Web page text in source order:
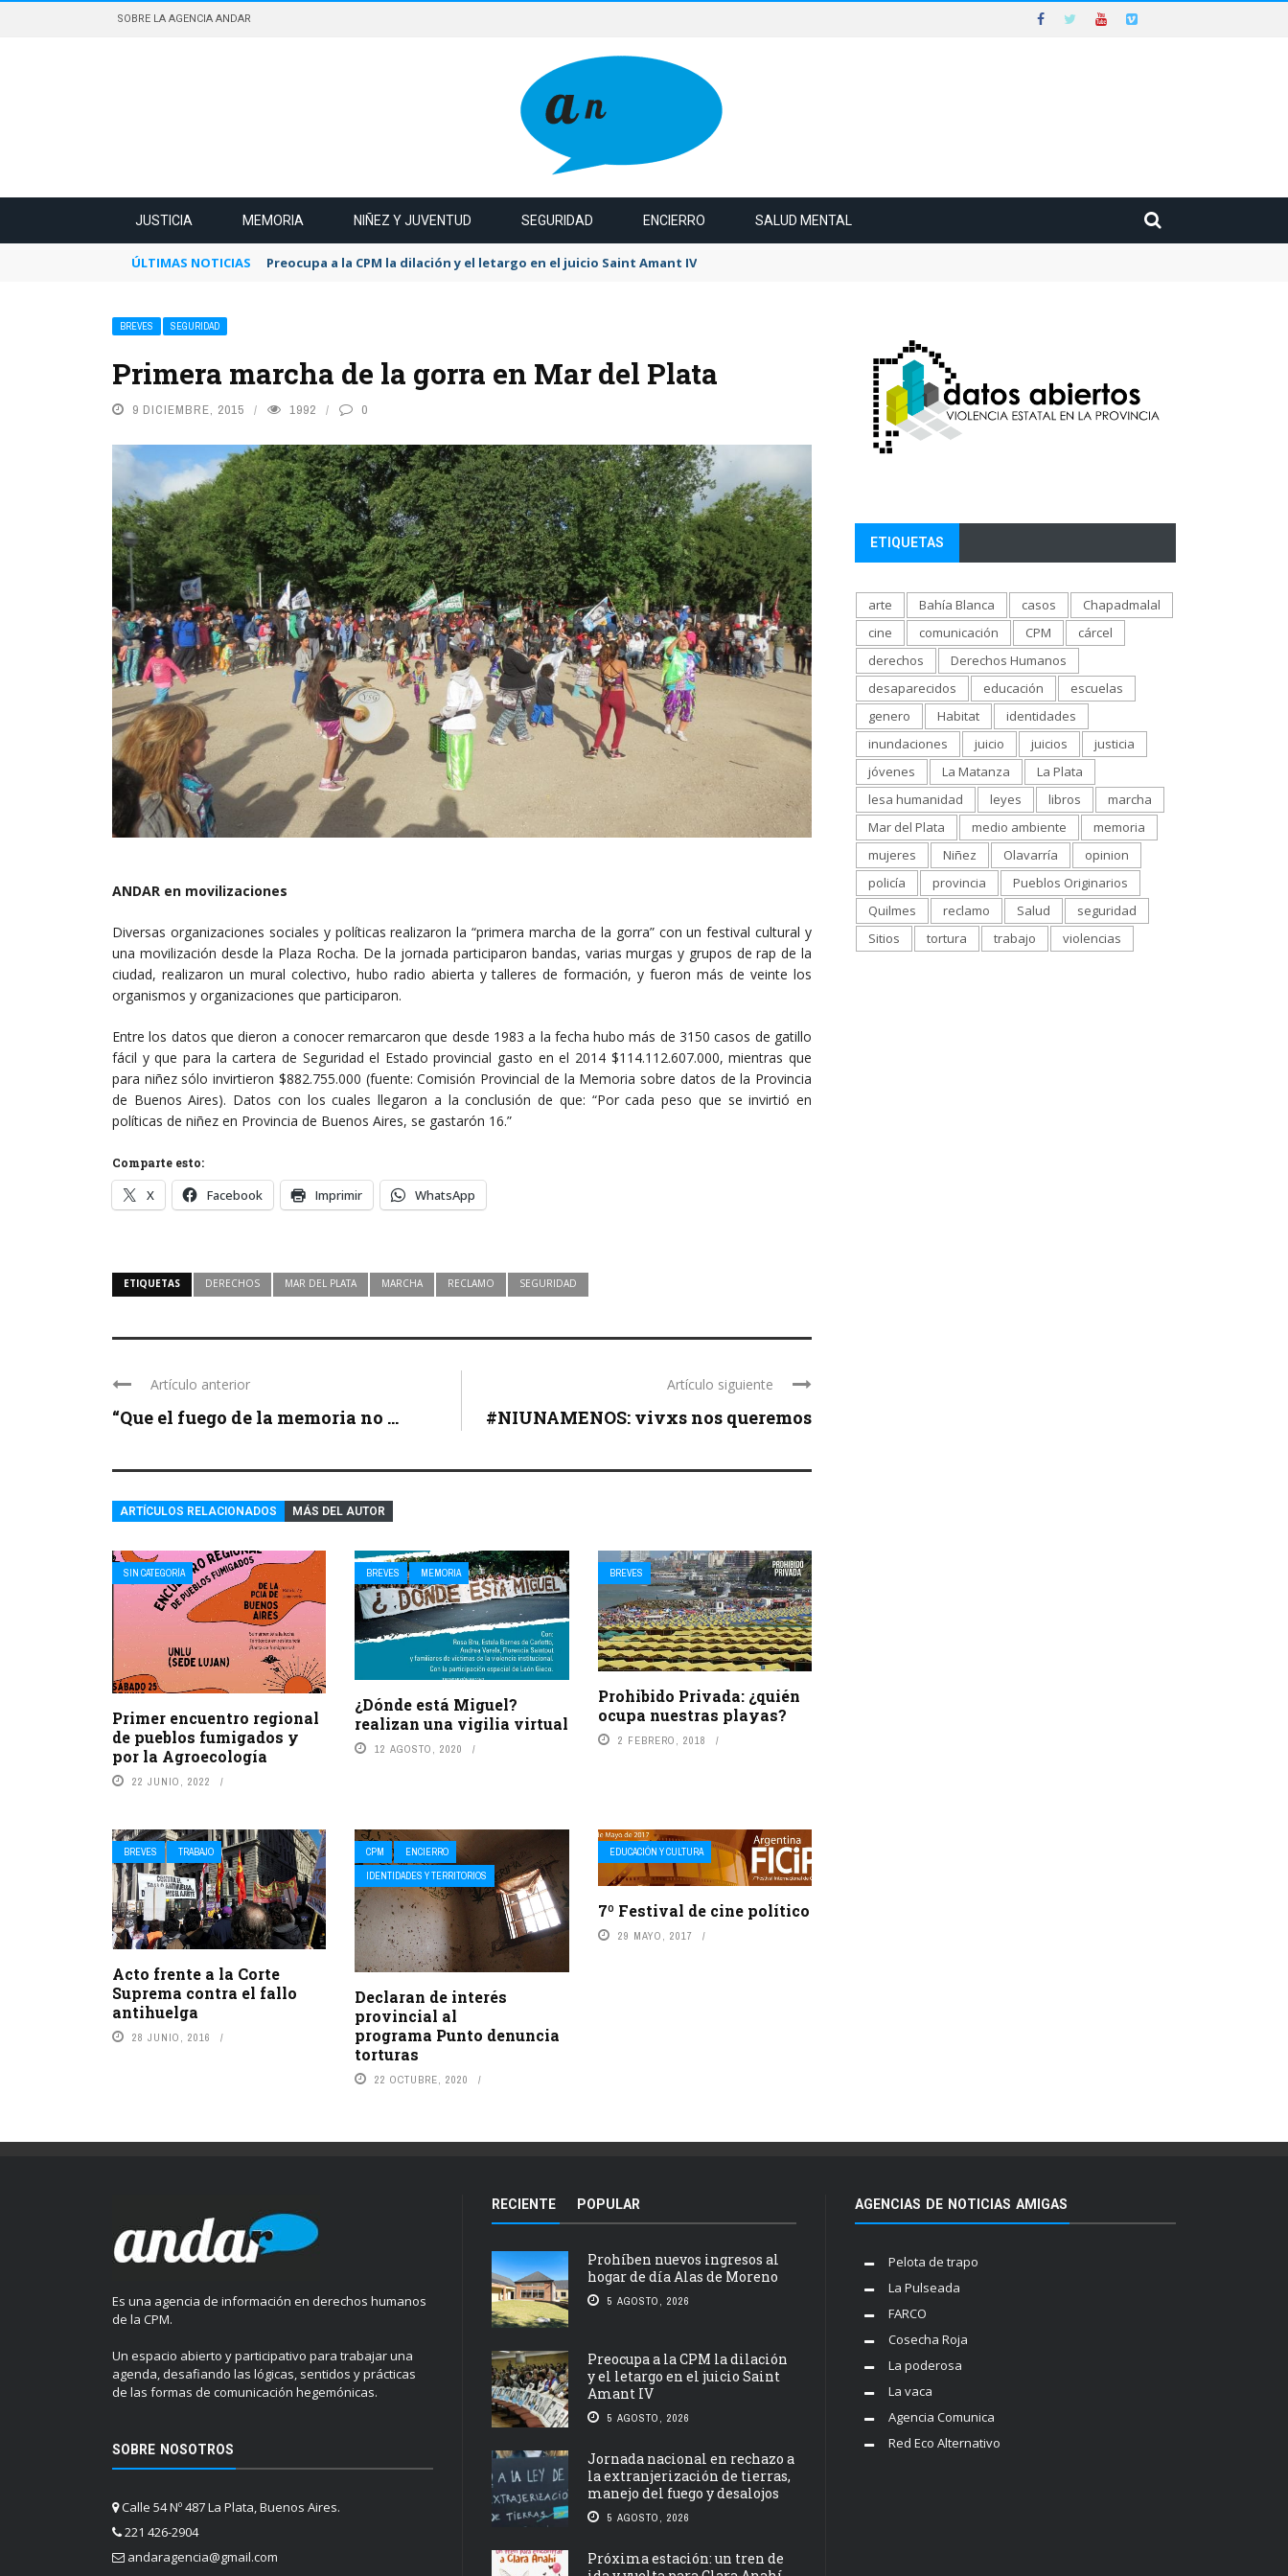
SOBRE LA AGENCIA ANDAR
JUSTICIA MEMORIA NIÑEZ Y JUVENTUD SEGURIDAD ENCIERRO SALUD MENTAL
ÚLTIMAS NOTICIAS Preocupa a la CPM la dilación y el letargo en el juicio Saint Amant IV
BREVES SEGURIDAD
Primera marcha de la gorra en Mar del Plata
9 DICIEMBRE, 2015 1992 0
ANDAR en movilizaciones
Diversas organizaciones sociales y políticas realizaron la “primera marcha de la gorra” con un festival cultural y
una movilización desde la Plaza Rocha. De la jornada participaron bandas, varias murgas y grupos de rap de la
ciudad, realizaron un mural colectivo, hubo radio abierta y talleres de formación, y fueron más de veinte los
organismos y organizaciones que participaron.
Entre los datos que dieron a conocer remarcaron que desde 1983 a la fecha hubo más de 3150 casos de gatillo
fácil y que para la cartera de Seguridad el Estado provincial gasto en el 2014 $114.112.607.000, mientras que
para niñez sólo invirtieron $882.755.000 (fuente: Comisión Provincial de la Memoria sobre datos de la Provincia
de Buenos Aires). Datos con los cuales llegaron a la conclusión de que: “Por cada peso que se invirtió en
políticas de niñez en Provincia de Buenos Aires, se gastarón 16.”
Comparte esto:
X Facebook Imprimir WhatsApp
ETIQUETAS DERECHOS MAR DEL PLATA MARCHA RECLAMO SEGURIDAD
Artículo anterior
“Que el fuego de la memoria no ...
Artículo siguiente
#NIUNAMENOS: vivxs nos queremos
ARTÍCULOS RELACIONADOS MÁS DEL AUTOR
SIN CATEGORÍA
Primer encuentro regional
de pueblos fumigados y
por la Agroecología
22 JUNIO, 2022
BREVES MEMORIA
¿Dónde está Miguel?
realizan una vigilia virtual
12 AGOSTO, 2020
BREVES
Prohibido Privada: ¿quién
ocupa nuestras playas?
2 FEBRERO, 2018
BREVES TRABAJO
Acto frente a la Corte
Suprema contra el fallo
antihuelga
28 JUNIO, 2016
CPM
ENCIERRO
IDENTIDADES Y TERRITORIOS
Declaran de interés
provincial al
programa Punto denuncia
torturas
22 OCTUBRE, 2020
EDUCACIÓN Y CULTURA
7º Festival de cine político
29 MAYO, 2017
ETIQUETAS
arte Bahía Blanca casos
Chapadmalal
cine
comunicación CPM
cárcel
derechos
Derechos Humanos
desaparecidos
educación
escuelas
genero
Habitat
identidades
inundaciones
juicio juicios
justicia
jóvenes
La Matanza
La Plata
lesa humanidad
leyes libros
marcha
Mar del Plata
medio ambiente
memoria
mujeres
Niñez Olavarría
opinion
policía
provincia
Pueblos Originarios
Quilmes
reclamo Salud
seguridad
Sitios
tortura trabajo violencias
Es una agencia de información en derechos humanos
de la CPM.
Un espacio abierto y participativo para trabajar una
agenda, desafiando las lógicas, sentidos y prácticas
de las formas de comunicación hegemónicas.
SOBRE NOSOTROS
Calle 54 Nº 487 La Plata, Buenos Aires.
221 426-2904
andaragencia@gmail.com
RECIENTE POPULAR
Prohíben nuevos ingresos al
hogar de día Alas de Moreno
5 AGOSTO, 2026
Preocupa a la CPM la dilación
y el letargo en el juicio Saint
Amant IV
5 AGOSTO, 2026
Jornada nacional en rechazo a
la extranjerización de tierras,
manejo del fuego y desalojos
5 AGOSTO, 2026
Próxima estación: un tren de
AGENCIAS DE NOTICIAS AMIGAS
Pelota de trapo
La Pulseada
FARCO
Cosecha Roja
La poderosa
La vaca
Agencia Comunica
Red Eco Alternativo